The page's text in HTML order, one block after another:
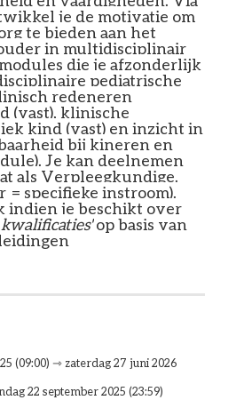
je de motivatie om
te bieden aan het
in multidisciplinair
die je afzonderlijk
pediatrische
redeneren
(vast), klinische
kind (vast) en inzicht in
bij kineren en
Je kan deelnemen
als Verpleegkundige.
= specifieke instroom).
indien je beschikt over
op basis van
(09:00) ⇾ zaterdag 27 juni 2026
22 september 2025 (23:59)